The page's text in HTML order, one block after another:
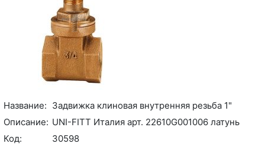
Название: Задвижка клиновая внутренняя резьба 1"
Описание: UNI-FITT Италия арт. 22610G001006 латунь
Код:
30598